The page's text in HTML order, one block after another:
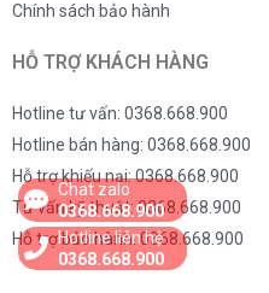
Chat zalo
0368.668.900
Hotline liên hệ
0368.668.900
Chính sách bảo hành
HỖ TRỢ KHÁCH HÀNG
Hotline tư vấn: 0368.668.900
Hotline bán hàng: 0368.668.900
Hỗ trợ khiếu nại: 0368.668.900
Tư vấn kỹ thuật: 0368.668.900
Hỗ trợ bảo hành: 0368.668.900